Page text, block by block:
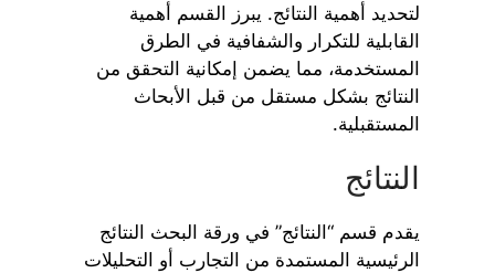
لتحديد أهمية النتائج. يبرز القسم أهمية
القابلية للتكرار والشفافية في الطرق
المستخدمة، مما يضمن إمكانية التحقق من
النتائج بشكل مستقل من قبل الأبحاث
المستقبلية.
النتائج
يقدم قسم “النتائج” في ورقة البحث النتائج
الرئيسية المستمدة من التجارب أو التحليلات